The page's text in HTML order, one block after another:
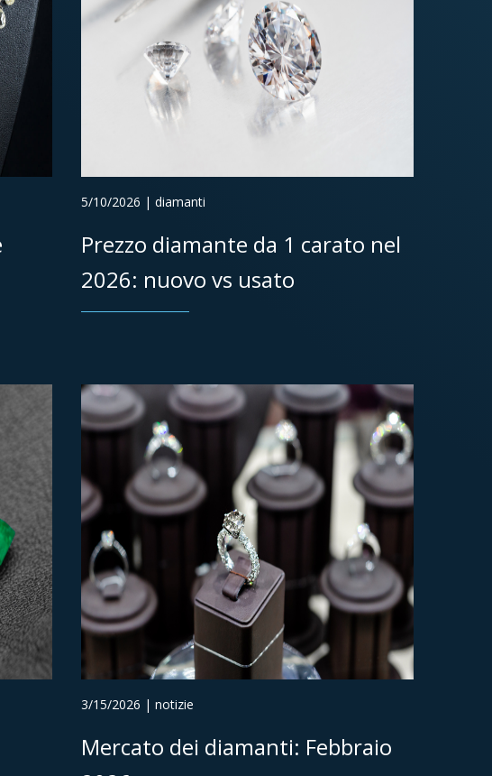
5/10/2026 | diamanti
Prezzo diamante da 1 carato nel
2026: nuovo vs usato
3/15/2026 | notizie
Mercato dei diamanti: Febbraio